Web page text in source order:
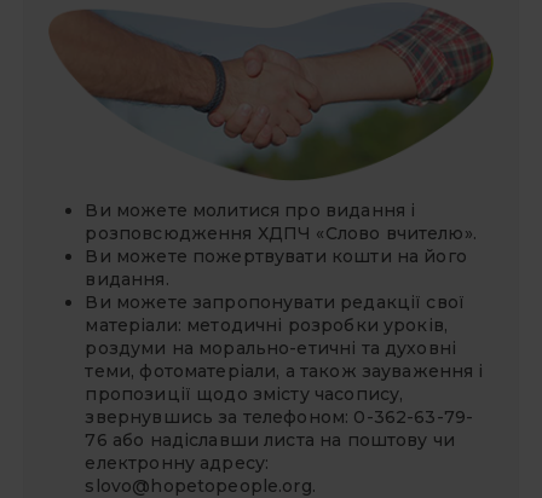
Ви можете молитися про видання і
розповсюдження ХДПЧ «Слово вчителю».
Ви можете пожертвувати кошти на його
видання.
Ви можете запропонувати редакції свої
матеріали: методичні розробки уроків,
роздуми на морально-етичні та духовні
теми, фотоматеріали, а також зауваження і
пропозиції щодо змісту часопису,
звернувшись за телефоном: 0-362-63-79-
76 або надіславши листа на поштову чи
електронну адресу:
slovo@hopetopeople.org.